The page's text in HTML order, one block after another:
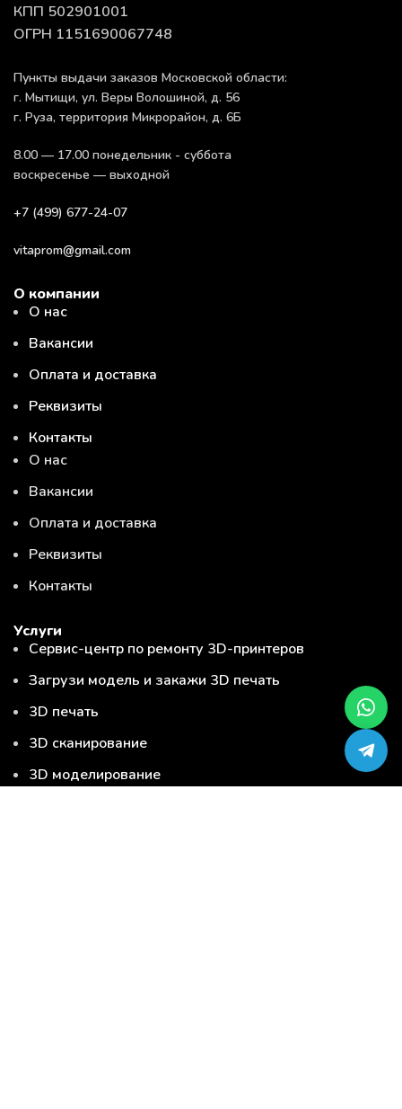
КПП 502901001
ОГРН 1151690067748
Пункты выдачи заказов Московской области:
г. Мытищи, ул. Веры Волошиной, д. 56
г. Руза, территория Микрорайон, д. 6Б
8.00 — 17.00 понедельник - суббота
воскресенье — выходной
+7 (499) 677-24-07
vitaprom@gmail.com
О компании
О нас
Вакансии
Оплата и доставка
Реквизиты
Контакты
О нас
Вакансии
Оплата и доставка
Реквизиты
Контакты
Услуги
Сервис-центр по ремонту 3D-принтеров
Загрузи модель и закажи 3D печать
3D печать
3D сканирование
3D моделирование